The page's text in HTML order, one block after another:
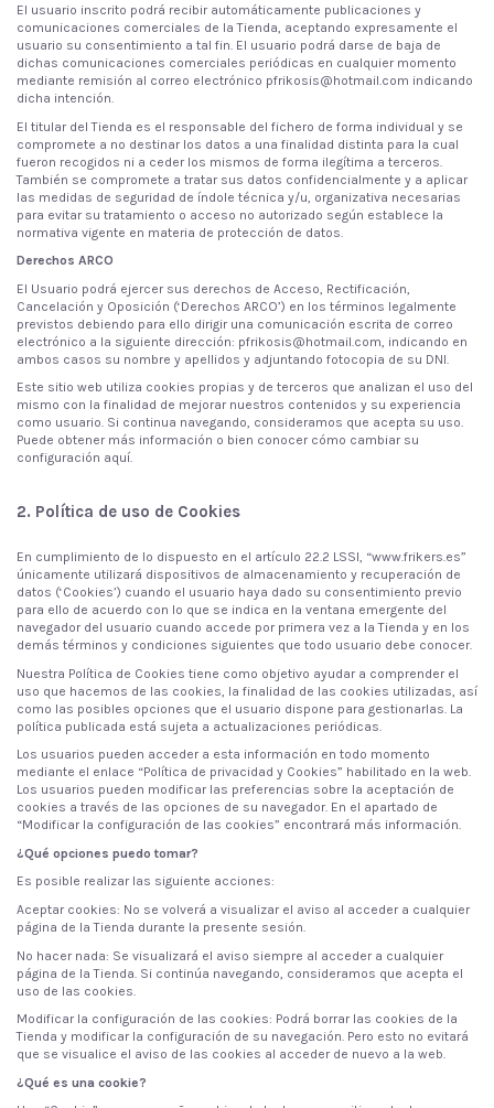
El usuario inscrito podrá recibir automáticamente publicaciones y
comunicaciones comerciales de la Tienda, aceptando expresamente el
usuario su consentimiento a tal fin. El usuario podrá darse de baja de
dichas comunicaciones comerciales periódicas en cualquier momento
mediante remisión al correo electrónico pfrikosis@hotmail.com indicando
dicha intención.
El titular del Tienda es el responsable del fichero de forma individual y se
compromete a no destinar los datos a una finalidad distinta para la cual
fueron recogidos ni a ceder los mismos de forma ilegítima a terceros.
También se compromete a tratar sus datos confidencialmente y a aplicar
las medidas de seguridad de índole técnica y/u, organizativa necesarias
para evitar su tratamiento o acceso no autorizado según establece la
normativa vigente en materia de protección de datos.
Derechos ARCO
El Usuario podrá ejercer sus derechos de Acceso, Rectificación,
Cancelación y Oposición (‘Derechos ARCO’) en los términos legalmente
previstos debiendo para ello dirigir una comunicación escrita de correo
electrónico a la siguiente dirección: pfrikosis@hotmail.com, indicando en
ambos casos su nombre y apellidos y adjuntando fotocopia de su DNI.
Este sitio web utiliza cookies propias y de terceros que analizan el uso del
mismo con la finalidad de mejorar nuestros contenidos y su experiencia
como usuario. Si continua navegando, consideramos que acepta su uso.
Puede obtener más información o bien conocer cómo cambiar su
configuración aquí.
2. Política de uso de Cookies
En cumplimiento de lo dispuesto en el artículo 22.2 LSSI, “www.frikers.es”
únicamente utilizará dispositivos de almacenamiento y recuperación de
datos (‘Cookies’) cuando el usuario haya dado su consentimiento previo
para ello de acuerdo con lo que se indica en la ventana emergente del
navegador del usuario cuando accede por primera vez a la Tienda y en los
demás términos y condiciones siguientes que todo usuario debe conocer.
Nuestra Política de Cookies tiene como objetivo ayudar a comprender el
uso que hacemos de las cookies, la finalidad de las cookies utilizadas, así
como las posibles opciones que el usuario dispone para gestionarlas. La
política publicada está sujeta a actualizaciones periódicas.
Los usuarios pueden acceder a esta información en todo momento
mediante el enlace “Política de privacidad y Cookies” habilitado en la web.
Los usuarios pueden modificar las preferencias sobre la aceptación de
cookies a través de las opciones de su navegador. En el apartado de
“Modificar la configuración de las cookies” encontrará más información.
¿Qué opciones puedo tomar?
Es posible realizar las siguiente acciones:
Aceptar cookies: No se volverá a visualizar el aviso al acceder a cualquier
página de la Tienda durante la presente sesión.
No hacer nada: Se visualizará el aviso siempre al acceder a cualquier
página de la Tienda. Si continúa navegando, consideramos que acepta el
uso de las cookies.
Modificar la configuración de las cookies: Podrá borrar las cookies de la
Tienda y modificar la configuración de su navegación. Pero esto no evitará
que se visualice el aviso de las cookies al acceder de nuevo a la web.
¿Qué es una cookie?